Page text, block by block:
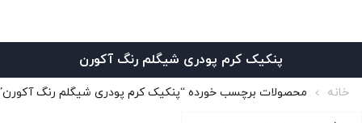
پنکیک کرم پودری شیگلم رنگ آکورن
خانه محصولات برچسب خورده “پنکیک کرم پودری شیگلم رنگ